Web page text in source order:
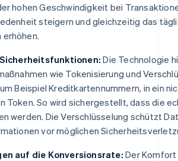
hohen Geschwindigkeit bei
steigern und gleichzeitig das
Die Technologie
wie Tokenisierung und
Beispiel Kreditkartennummern, in ein
Token. So wird sichergestellt, dass die
werden. Die Verschlüsselung schützt
vor möglichen
auf die Konversionsrate: Der